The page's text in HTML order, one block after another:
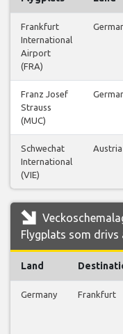
Frankfurt
International
Airport
(FRA)
Franz Josef
Strauss
(MUC)
Schwechat
International
(VIE)
Austria
Flygplats som drivs
Land
Germany Frankfurt